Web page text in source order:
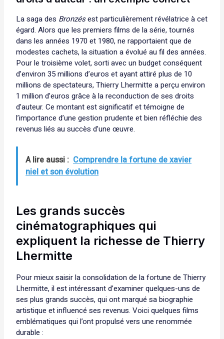
La saga des Bronzésest particulièrement révélatrice à cet
égard. Alors que les premiers films de la série, tournés
dans les années 1970 et 1980, ne rapportaient que de
modestes cachets, la situation a évolué au fil des années.
Pour le troisième volet, sorti avec un budget conséquent
d’environ 35 millions d’euros et ayant attiré plus de 10
millions de spectateurs, Thierry Lhermitte a perçu environ
1 million d’euros grâce à la reconduction de ses droits
d’auteur. Ce montant est significatif et témoigne de
l’importance d’une gestion prudente et bien réfléchie des
revenus liés au succès d’une œuvre.
A lire aussi : Comprendre la fortune de xavier
niel et son évolution
Les grands succès
cinématographiques qui
expliquent la richesse de Thierry
Lhermitte
Pour mieux saisir la consolidation de la fortune de Thierry
Lhermitte, il est intéressant d’examiner quelques-uns de
ses plus grands succès, qui ont marqué sa biographie
artistique et influencé ses revenus. Voici quelques films
emblématiques qui l’ont propulsé vers une renommée
durable :